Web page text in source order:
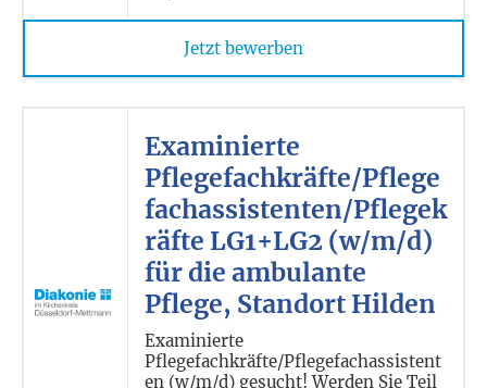
Jetzt bewerben
Examinierte
Pflegefachkräfte/Pflege
fachassistenten/Pflegek
räfte LG1+LG2 (w/m/d)
für die ambulante
Pflege, Standort Hilden
Examinierte
Pflegefachkräfte/Pflegefachassistent
en (w/m/d) gesucht! Werden Sie Teil